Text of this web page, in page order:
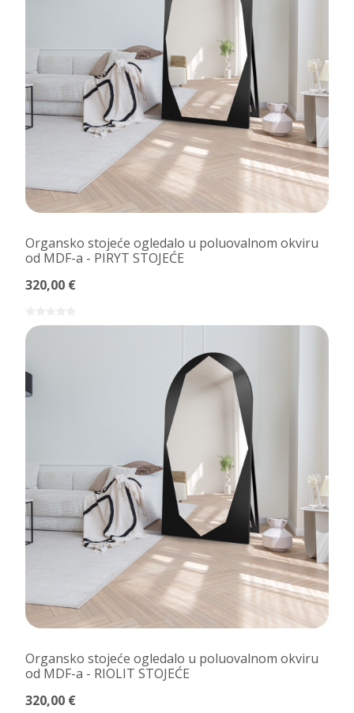
Organsko stojeće ogledalo u poluovalnom okviru
od MDF-a - PIRYT STOJEĆE
320,00 €
Organsko stojeće ogledalo u poluovalnom okviru
od MDF-a - RIOLIT STOJEĆE
320,00 €